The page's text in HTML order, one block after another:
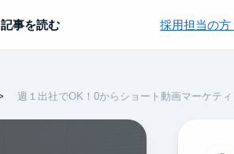
記事を読む 採用担当の方
週１出社でOK！0からショート動画マーケテ